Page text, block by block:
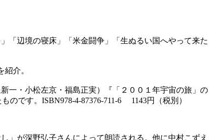
「辺境の寝床」「米金闘争」「生ぬるい国へやって来た
介。
一・小松左京・福島正実）『「２００１年宇宙の旅」の
のです。ISBN978-4-87376-711-6 1143円（税別）
が深野弘子さんによって朗読される。他に中村こずえ